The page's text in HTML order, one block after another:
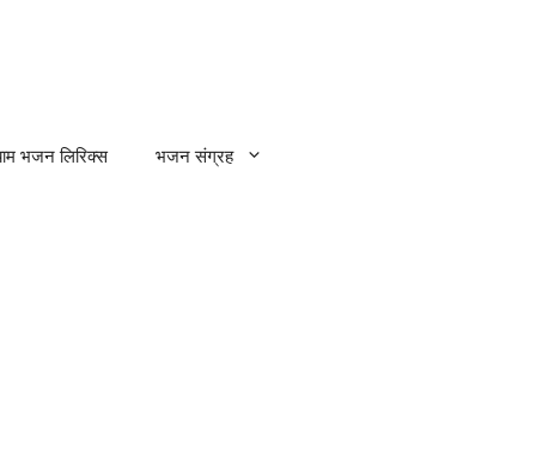
भजन लिरिक्स भजन संग्रह